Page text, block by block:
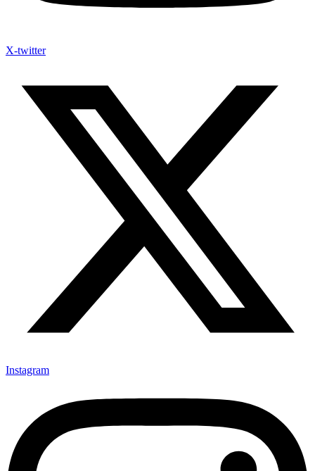
X-twitter
Instagram